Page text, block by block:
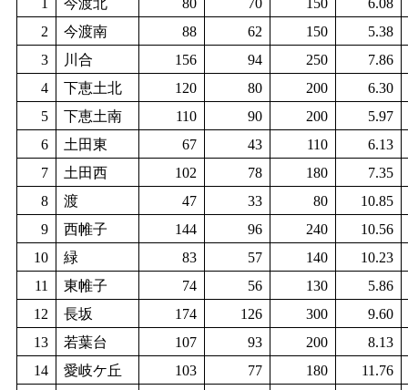
1 今渡北 80 70 150
6.08
2
今渡南 88 62 150
5.38
3
川合 156 94 250
7.86
4
下恵土北 120 80 200
6.30
5
下恵土南 110 90 200
5.97
6
土田東 67 43 110
6.13
7
土田西 102 78 180
7.35
8
渡 47 33 80
10.85
9
西帷子 144 96 240
10.56
10
緑 83 57 140
10.23
11
東帷子 74 56 130
5.86
12
長坂 174 126 300
9.60
13
若葉台 107 93 200
8.13
14
愛岐ケ丘 103 77 180
11.76